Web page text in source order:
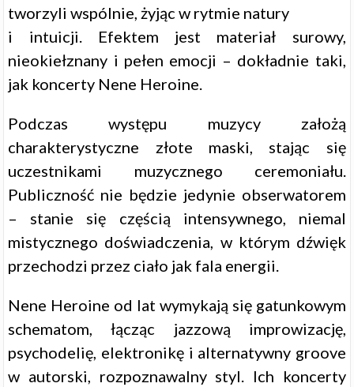
tworzyli wspólnie, żyjąc w rytmie natury
i intuicji. Efektem jest materiał surowy,
nieokiełznany i pełen emocji – dokładnie taki,
jak koncerty Nene Heroine.
Podczas występu muzycy założą
charakterystyczne złote maski, stając się
uczestnikami muzycznego ceremoniału.
Publiczność nie będzie jedynie obserwatorem
– stanie się częścią intensywnego, niemal
mistycznego doświadczenia, w którym dźwięk
przechodzi przez ciało jak fala energii.
Nene Heroine od lat wymykają się gatunkowym
schematom, łącząc jazzową improwizację,
psychodelię, elektronikę i alternatywny groove
w autorski, rozpoznawalny styl. Ich koncerty